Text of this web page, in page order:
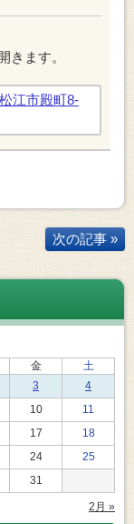
きます。
次の記事 »
金
土
3
4
10
11
17
18
24
25
31
2月 »